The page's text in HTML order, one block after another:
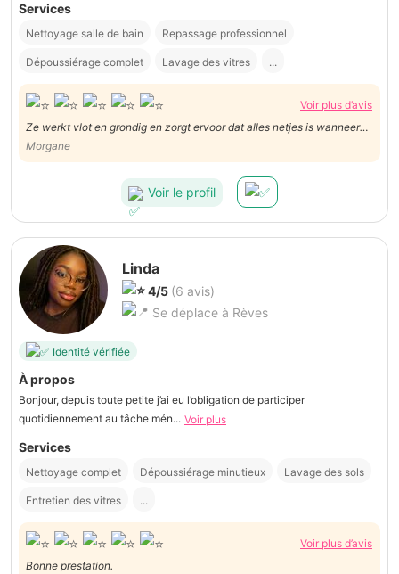
Services
Nettoyage salle de bain Repassage professionnel
Dépoussiérage complet Lavage des vitres ...
Voir plus d’avis
Ze werkt vlot en grondig en zorgt ervoor dat alles netjes is wanneer
ze geweest is. Ze is steeds stipt, betrouwbaar en aangenaam in de
omgang. Ze is flexibel en houdt rekening met onze wensen. We zijn
Morgane
Voir le profil
Linda
4/5 (6 avis)
Se déplace à Rèves
Identité vérifiée
À propos
Bonjour, depuis toute petite j’ai eu l’obligation de participer
quotidiennement au tâche mén... Voir plus
Services
Nettoyage complet Dépoussiérage minutieux Lavage des sols
Entretien des vitres ...
Voir plus d’avis
Bonne prestation.